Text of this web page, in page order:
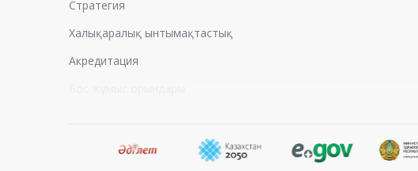
Стратегия
Халықаралық ынтымақтастық
Акредитация
Жұмыс және қабылдау кестесі азаматтарды